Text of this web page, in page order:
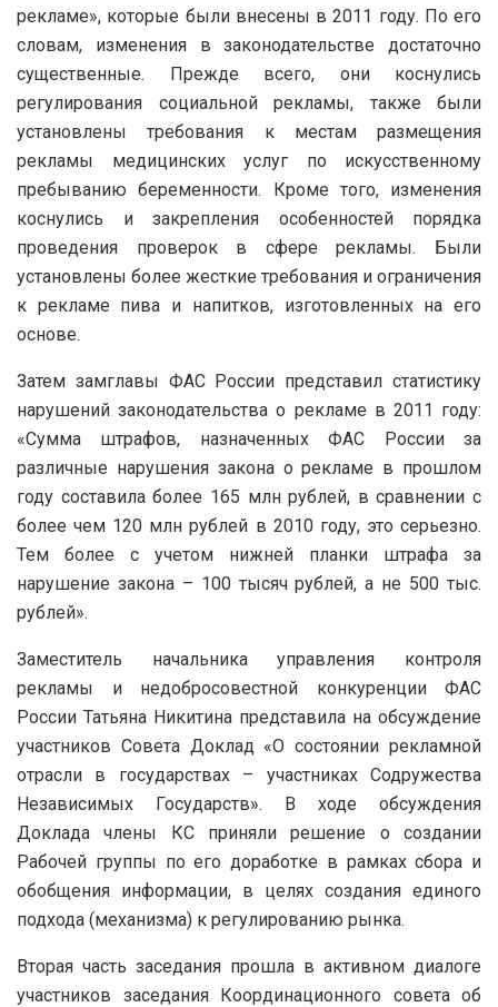
рекламе», которые были внесены в 2011 году. По его
словам, изменения в законодательстве достаточно
существенные. Прежде всего, они коснулись
регулирования социальной рекламы, также были
установлены требования к местам размещения
рекламы медицинских услуг по искусственному
пребыванию беременности. Кроме того, изменения
коснулись и закрепления особенностей порядка
проведения проверок в сфере рекламы. Были
установлены более жесткие требования и ограничения
к рекламе пива и напитков, изготовленных на его
основе.
Затем замглавы ФАС России представил статистику
нарушений законодательства о рекламе в 2011 году:
«Сумма штрафов, назначенных ФАС России за
различные нарушения закона о рекламе в прошлом
году составила более 165 млн рублей, в сравнении с
более чем 120 млн рублей в 2010 году, это серьезно.
Тем более с учетом нижней планки штрафа за
нарушение закона – 100 тысяч рублей, а не 500 тыс.
рублей».
Заместитель начальника управления контроля
рекламы и недобросовестной конкуренции ФАС
России Татьяна Никитина представила на обсуждение
участников Совета Доклад «О состоянии рекламной
отрасли в государствах – участниках Содружества
Независимых Государств». В ходе обсуждения
Доклада члены КС приняли решение о создании
Рабочей группы по его доработке в рамках сбора и
обобщения информации, в целях создания единого
подхода (механизма) к регулированию рынка.
Вторая часть заседания прошла в активном диалоге
участников заседания Координационного совета об